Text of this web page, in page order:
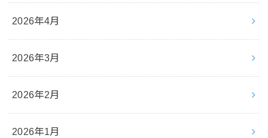
2026年4月
2026年3月
2026年2月
2026年1月